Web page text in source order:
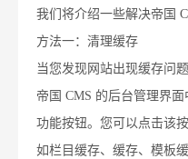
我们将介绍一些解决帝国
方法一：清理缓存
当您发现网站出现缓存问
帝国 CMS 的后台管理界
功能按钮。您可以点击该
如栏目缓存、缓存、模板